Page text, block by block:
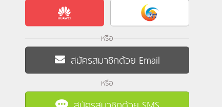
หรือ
สมัครสมาชิกด้วย Email
หรือ